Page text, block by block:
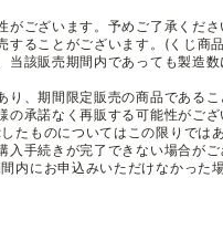
ございます。予めご了承くださ
ることがございます。(くじ商品
該販売期間内であっても製造
、期間限定販売の商品であるこ
承諾なく再販する可能性がござ
たものについてはこの限りではあ
手続きが完了できない場合が
内にお申込みいただけなかった